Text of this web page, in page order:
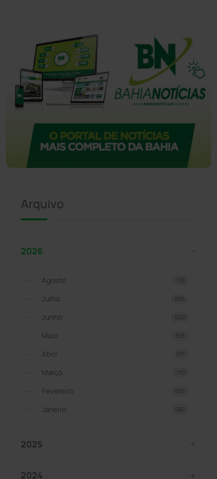
Arquivo
2026
Agosto 178
Julho 695
Junho 620
Maio 675
Abril 671
Março 710
Fevereiro 625
Janeiro 660
2025
2024